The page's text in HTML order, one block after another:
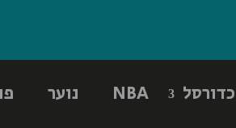
כדורסל NBA נוער